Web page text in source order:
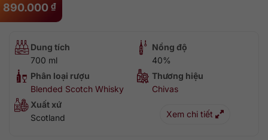
890.000 ₫
Dung tích
700 ml
Nồng độ
40%
Phân loại rượu
Blended Scotch Whisky
Thương hiệu
Chivas
Xuất xứ
Scotland
Xem chi tiết